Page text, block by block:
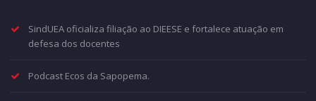
SindUEA oficializa filiação ao DIEESE e fortalece atuação em
defesa dos docentes
Podcast Ecos da Sapopema.